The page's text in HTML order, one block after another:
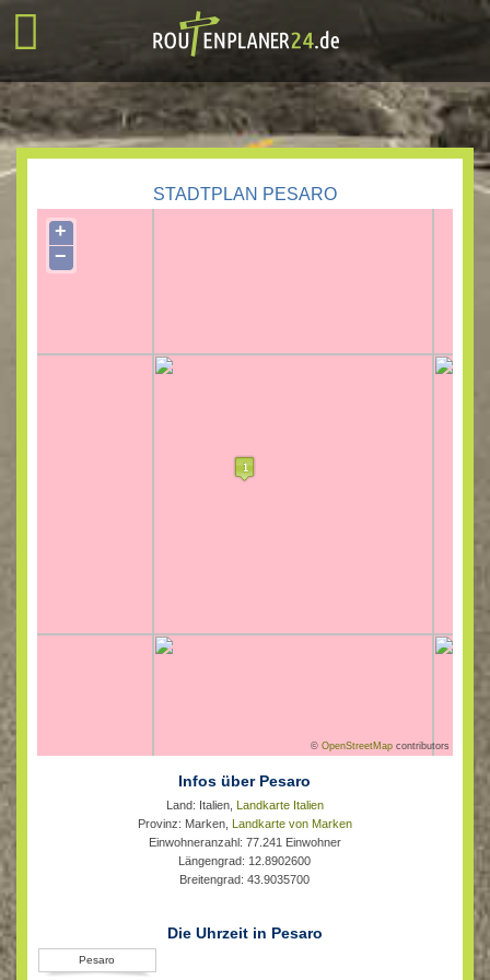
STADTPLAN PESARO
+
−
©OpenStreetMap contributors
Infos über Pesaro
Land: Italien, Landkarte Italien
Provinz: Marken, Landkarte von Marken
Einwohneranzahl: 77.241 Einwohner
Längengrad: 12.8902600
Breitengrad: 43.9035700
Die Uhrzeit in Pesaro
Pesaro